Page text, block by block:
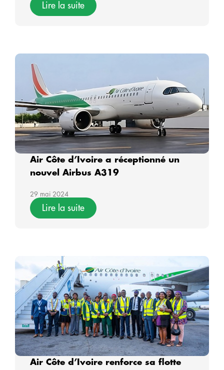
Lire la suite
Air Côte d’Ivoire a réceptionné un
nouvel Airbus A319
29 mai 2024
Lire la suite
Air Côte d’Ivoire renforce sa flotte